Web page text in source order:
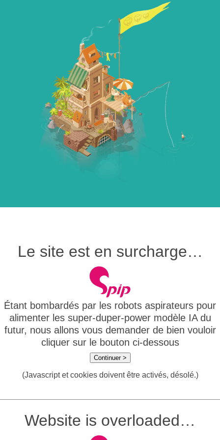
Le site est en surcharge…
Étant bombardés par les robots aspirateurs pour
alimenter les super-duper-power modèle IA du
futur, nous allons vous demander de bien vouloir
cliquer sur le bouton ci-dessous
Continuer >
(Javascript et cookies doivent être activés, désolé.)
Website is overloaded…